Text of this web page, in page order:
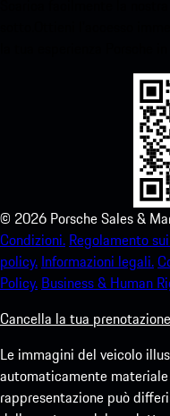
© 2026 Porsche Sales &
Condizioni. Regolamento
policy. Informazioni legali.
Policy. Business & Human
Cancella la tua prenotazione
Le immagini del veicolo
automaticamente
rappresentazione può